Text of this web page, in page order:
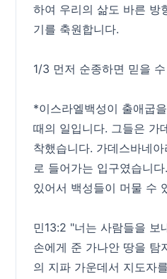
하여 우리의 삶도 바른 방
기를 축원합니다.
1/3 먼저 순종하면 믿을
*이스라엘백성이 출애굽
때의 일입니다. 그들은 가
착했습니다. 가데스바네
로 들어가는 입구였습니
있어서 백성들이 머물 수
민13:2 "너는 사람들을 보
손에게 준 가나안 땅을 탐
의 지파 가운데서 지도자